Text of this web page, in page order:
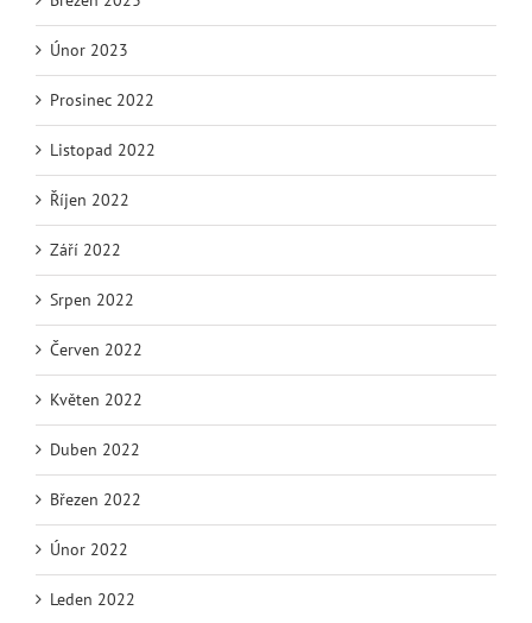
Únor 2023
Prosinec 2022
Listopad 2022
Říjen 2022
Září 2022
Srpen 2022
Červen 2022
Květen 2022
Duben 2022
Březen 2022
Únor 2022
Leden 2022